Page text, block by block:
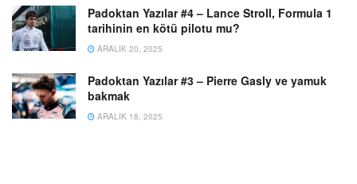
Padoktan Yazılar #4 – Lance Stroll, Formula 1
tarihinin en kötü pilotu mu?
ARALIK 20, 2025
Padoktan Yazılar #3 – Pierre Gasly ve yamuk
bakmak
ARALIK 18, 2025